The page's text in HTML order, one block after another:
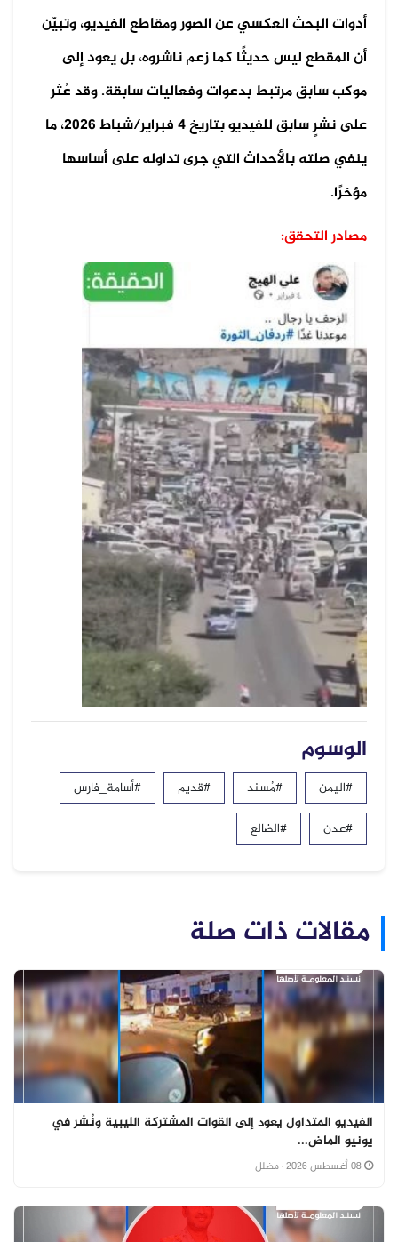
أدوات البحث العكسي عن الصور ومقاطع الفيديو، وتبيّن
أن المقطع ليس حديثًا كما زعم ناشروه، بل يعود إلى
موكب سابق مرتبط بدعوات وفعاليات سابقة. وقد عُثر
على نشرٍ سابق للفيديو بتاريخ 4 فبراير/شباط 2026، ما
ينفي صلته بالأحداث التي جرى تداوله على أساسها
مؤخرًا.
مصادر التحقق:
الوسوم
#اليمن #مُسند #قديم
#أسامة_فارس
#عدن
#الضالع
مقالات ذات صلة
الفيديو المتداول يعود إلى القوات المشتركة الليبية ونُشر في
يونيو الماض...
· مضلل